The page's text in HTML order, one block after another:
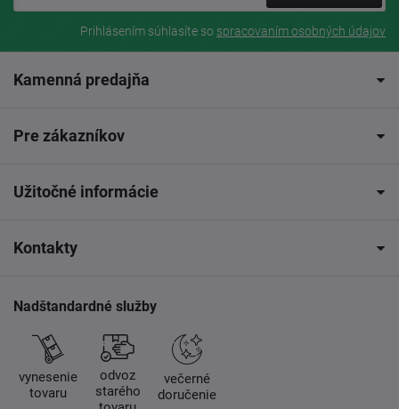
Prihlásením súhlasíte so spracovaním osobných údajov
Kamenná predajňa
Pre zákazníkov
Užitočné informácie
Kontakty
Nadštandardné služby
vynesenie
tovaru
odvoz
starého
večerné
doručenie